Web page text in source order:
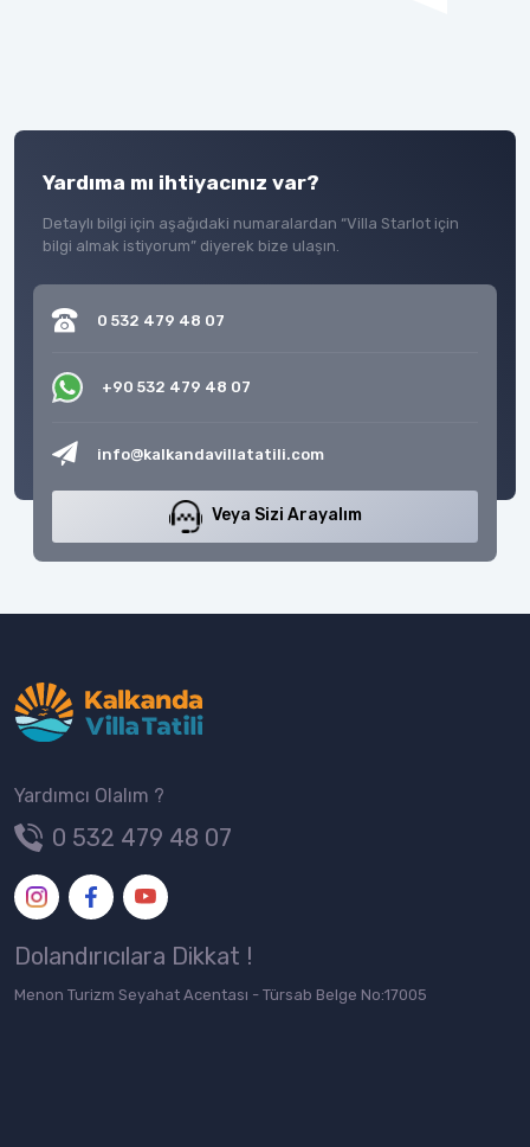
Yardıma mı ihtiyacınız var?
Detaylı bilgi için aşağıdaki numaralardan “Villa Starlot için
bilgi almak istiyorum” diyerek bize ulaşın.
0 532 479 48 07
+90 532 479 48 07
info@kalkandavillatatili.com
Veya Sizi Arayalım
Yardımcı Olalım ?
0 532 479 48 07
Dolandırıcılara Dikkat !
Menon Turizm Seyahat Acentası - Türsab Belge No:17005